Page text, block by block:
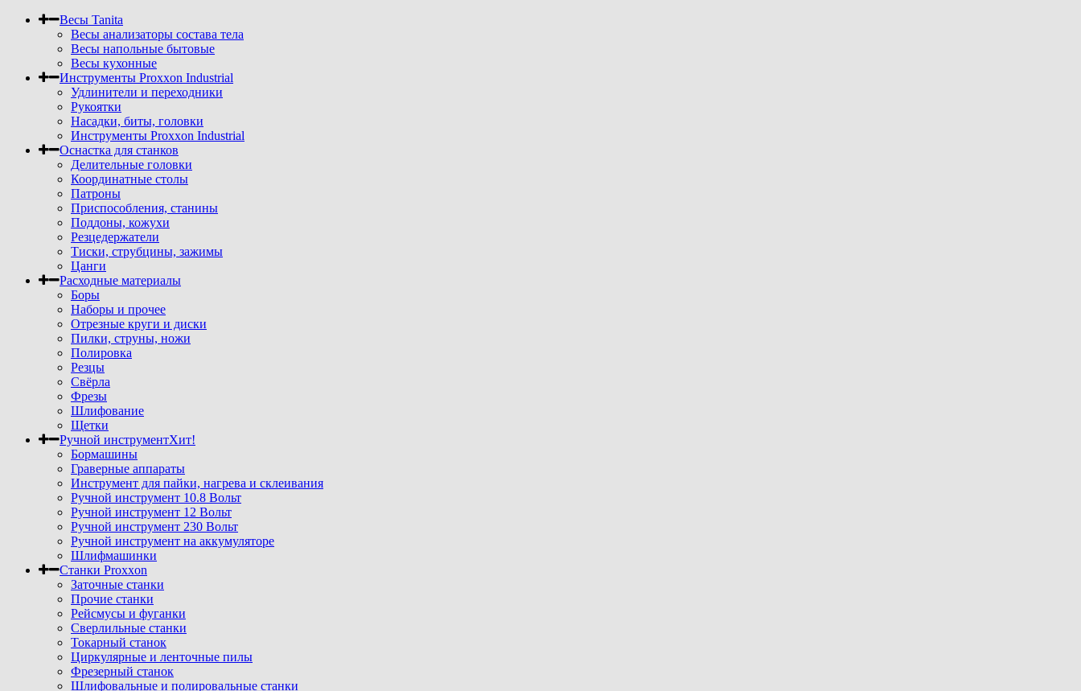
Весы Tanita
Весы анализаторы состава тела
Весы напольные бытовые
Весы кухонные
Инструменты Proxxon Industrial
Удлинители и переходники
Рукоятки
Насадки, биты, головки
Инструменты Proxxon Industrial
Оснастка для станков
Делительные головки
Координатные столы
Патроны
Приспособления, станины
Поддоны, кожухи
Резцедержатели
Тиски, струбцины, зажимы
Цанги
Расходные материалы
Боры
Наборы и прочее
Отрезные круги и диски
Пилки, струны, ножи
Полировка
Резцы
Свёрла
Фрезы
Шлифование
Щетки
Ручной инструментХит!
Бормашины
Граверные аппараты
Инструмент для пайки, нагрева и склеивания
Ручной инструмент 10.8 Вольт
Ручной инструмент 12 Вольт
Ручной инструмент 230 Вольт
Ручной инструмент на аккумуляторе
Шлифмашинки
Станки Proxxon
Заточные станки
Прочие станки
Рейсмусы и фуганки
Сверлильные станки
Токарный станок
Циркулярные и ленточные пилы
Фрезерный станок
Шлифовальные и полировальные станки